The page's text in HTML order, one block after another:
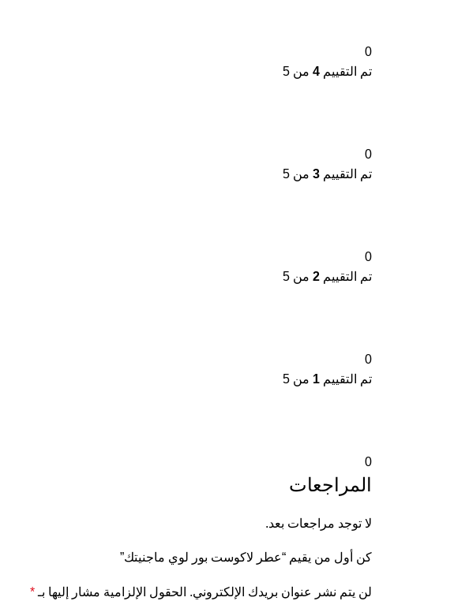
0
تم التقييم4 من 5
0
تم التقييم3 من 5
0
تم التقييم2 من 5
0
تم التقييم1 من 5
0
المراجعات
لا توجد مراجعات بعد.
كن أول من يقيم “عطر لاكوست بور لوي ماجنيتك”
لن يتم نشر عنوان بريدك الإلكتروني. الحقول الإلزامية مشار إليها بـ*